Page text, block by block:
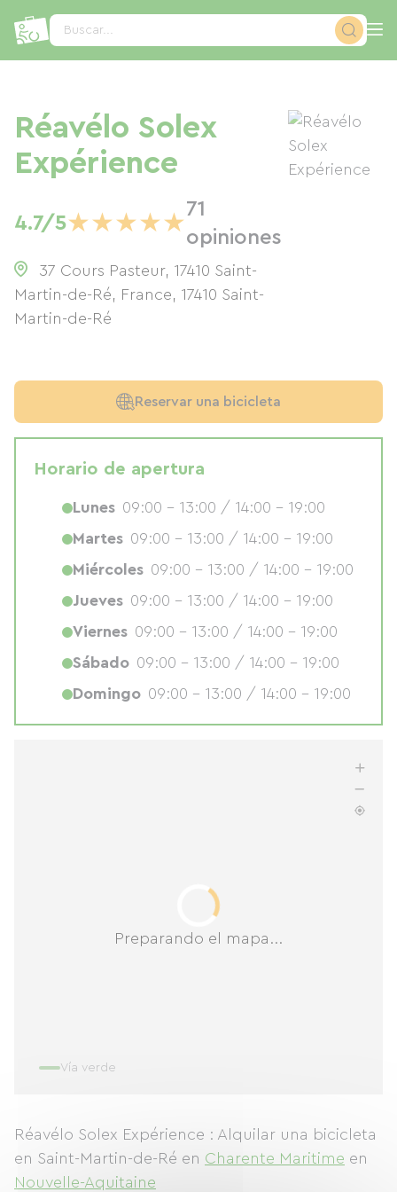
Buscar...
Réavélo Solex
Expérience
4.7/5★★★★★
71
opiniones
37 Cours Pasteur, 17410 Saint-
Martin-de-Ré, France, 17410 Saint-
Martin-de-Ré
Preparando el mapa...
Vía verde
Réavélo Solex Expérience : Alquilar una bicicleta
en Saint-Martin-de-Ré en Charente Maritime en
Nouvelle-Aquitaine
Reservar una bicicleta
Horario de apertura
Lunes 09:00 - 13:00 / 14:00 - 19:00
Martes 09:00 - 13:00 / 14:00 - 19:00
Miércoles 09:00 - 13:00 / 14:00 - 19:00
Jueves 09:00 - 13:00 / 14:00 - 19:00
Viernes 09:00 - 13:00 / 14:00 - 19:00
Sábado 09:00 - 13:00 / 14:00 - 19:00
Domingo 09:00 - 13:00 / 14:00 - 19:00
Panel de gestión de cookies